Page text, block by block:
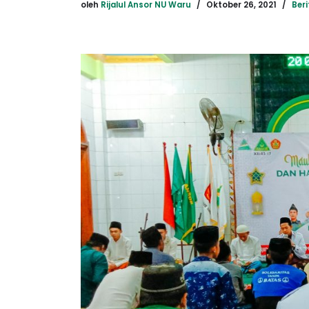
oleh Rijalul Ansor NU Waru Oktober 26, 2021